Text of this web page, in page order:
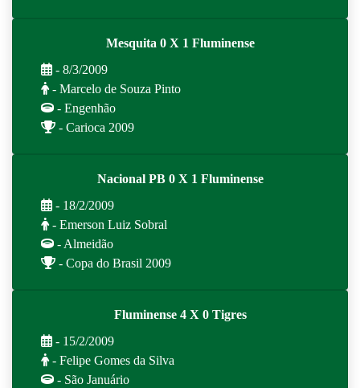
Mesquita 0 X 1 Fluminense
- 8/3/2009
- Marcelo de Souza Pinto
- Engenhão
- Carioca 2009
Nacional PB 0 X 1 Fluminense
- 18/2/2009
- Emerson Luiz Sobral
- Almeidão
- Copa do Brasil 2009
Fluminense 4 X 0 Tigres
- 15/2/2009
- Felipe Gomes da Silva
- São Januário